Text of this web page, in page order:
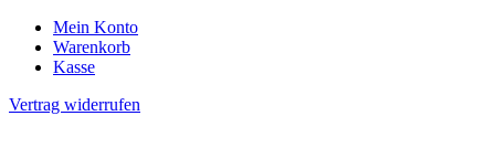
Mein Konto
Warenkorb
Kasse
Vertrag widerrufen